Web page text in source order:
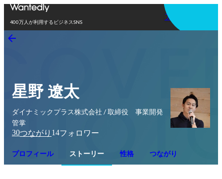
400万人が利用するビジネスSNS
アプリを使う
星野 遼太
ダイナミックプラス株式会社 / 取締役 事業開発
管掌
30つながり 14フォロワー
プロフィール ストーリー 性格 つながり